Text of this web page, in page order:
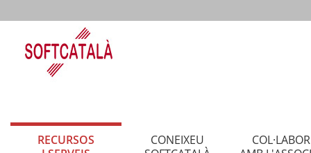
RECURSOS
CONEIXEU